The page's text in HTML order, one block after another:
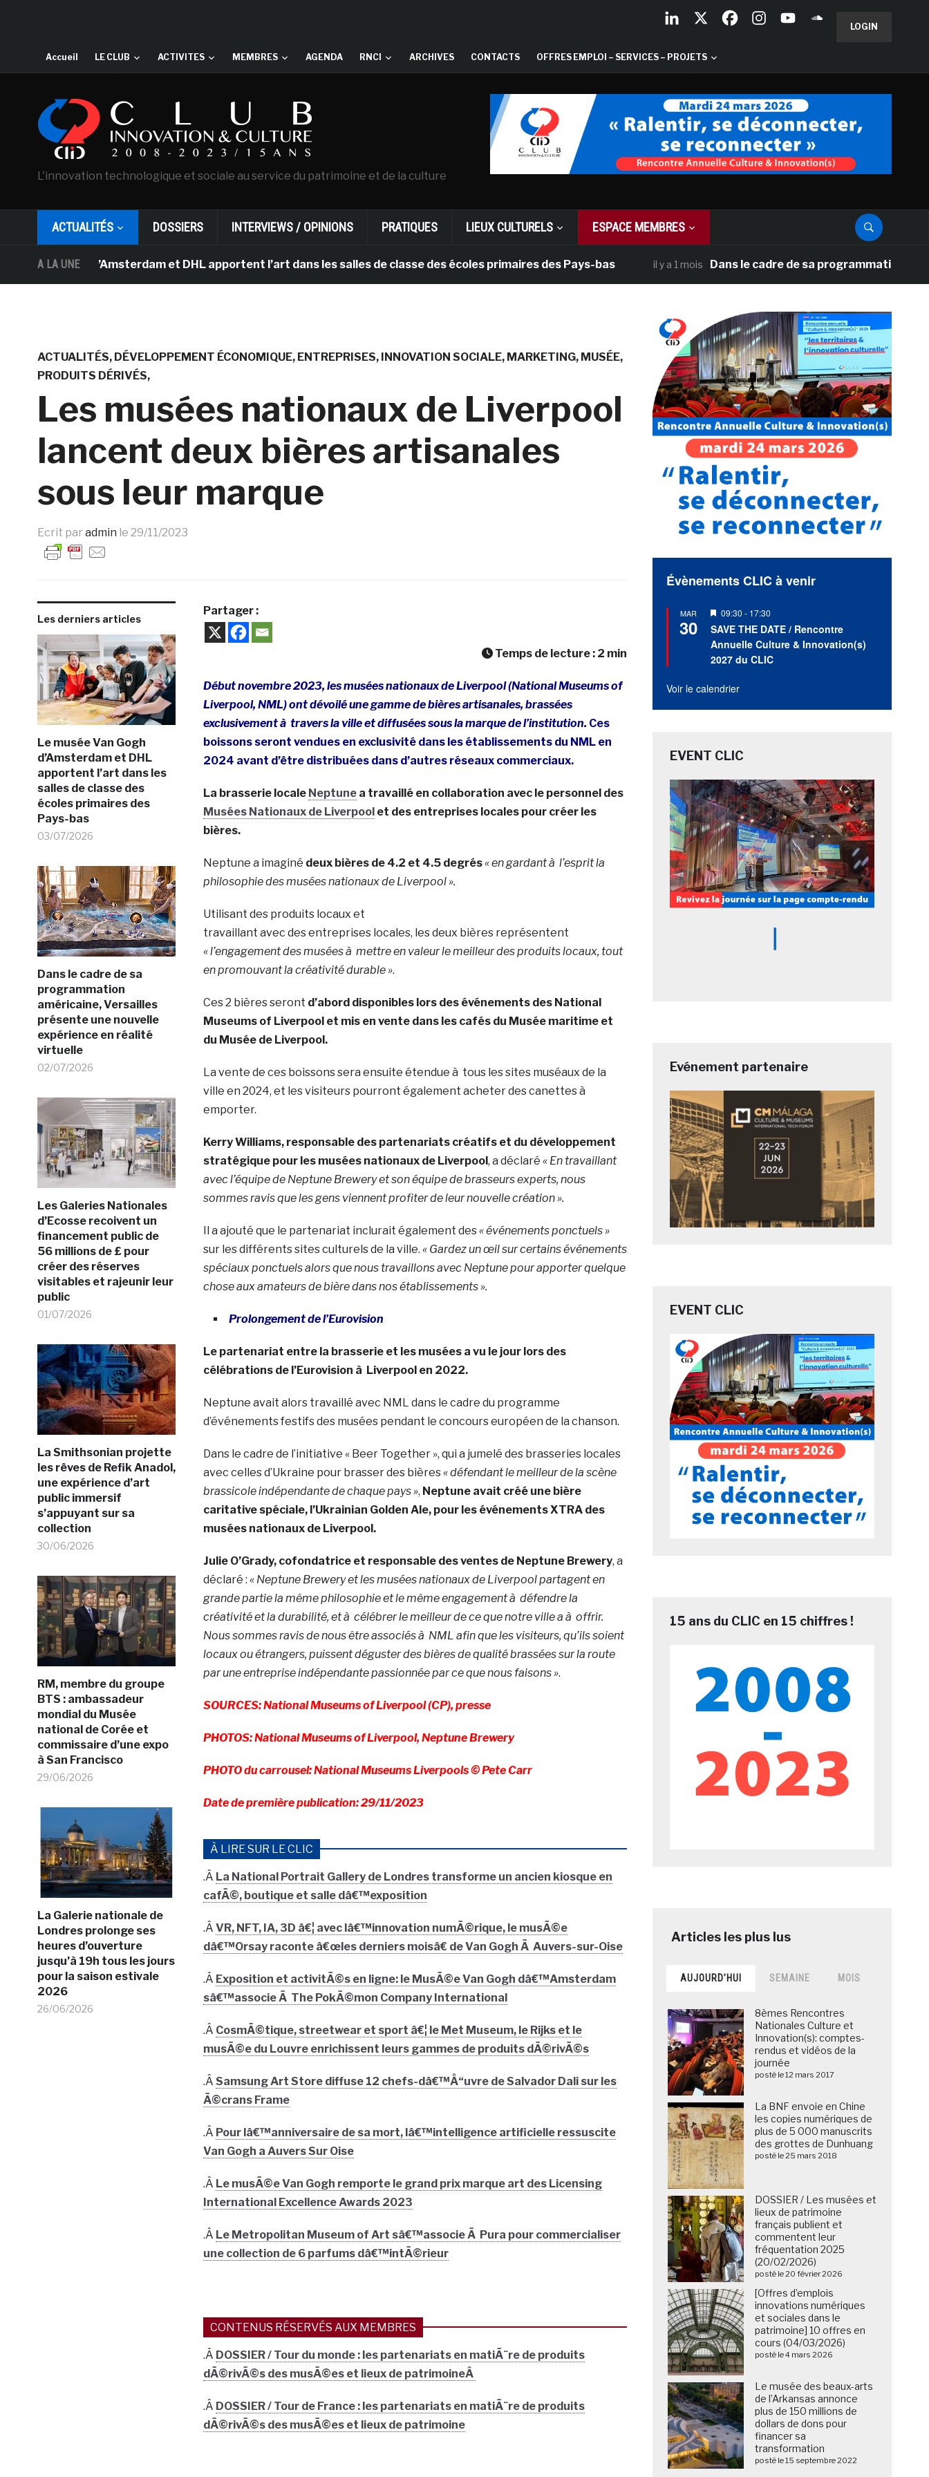
LOGIN
Accueil LE CLUB ACTIVITES MEMBRES AGENDA RNCI ARCHIVES CONTACTS OFFRES EMPLOI – SERVICES – PROJETS
L'innovation technologique et sociale au service du patrimoine et de la culture
ACTUALITÉS DOSSIERS INTERVIEWS / OPINIONS PRATIQUES LIEUX CULTURELS ESPACE MEMBRES
A LA UNE
Gogh d’Amsterdam et DHL apportent l’art dans les salles de classe des écoles primaires des Pays-bas il y a 1 mois Dans le cadre de sa programmation
ACTUALITÉS DÉVELOPPEMENT ÉCONOMIQUE ENTREPRISES INNOVATION SOCIALE MARKETING MUSÉE
PRODUITS DÉRIVÉS
Les musées nationaux de Liverpool
lancent deux bières artisanales
sous leur marque
Ecrit par admin le 29/11/2023
Les derniers articles
Le musée Van Gogh
d’Amsterdam et DHL
apportent l’art dans les
salles de classe des
écoles primaires des
Pays-bas
03/07/2026
Dans le cadre de sa
programmation
américaine, Versailles
présente une nouvelle
expérience en réalité
virtuelle
02/07/2026
Les Galeries Nationales
d’Ecosse recoivent un
financement public de
56 millions de £ pour
créer des réserves
visitables et rajeunir leur
public
01/07/2026
La Smithsonian projette
les rêves de Refik Anadol,
une expérience d’art
public immersif
s’appuyant sur sa
collection
30/06/2026
RM, membre du groupe
BTS : ambassadeur
mondial du Musée
national de Corée et
commissaire d’une expo
à San Francisco
29/06/2026
La Galerie nationale de
Londres prolonge ses
heures d’ouverture
jusqu’à 19h tous les jours
pour la saison estivale
2026
26/06/2026
Partager :
Temps de lecture : 2 min
Début novembre 2023, les musées nationaux de Liverpool (National Museums of
Liverpool, NML) ont dévoilé une gamme de bières artisanales, brassées
exclusivement à travers la ville et diffusées sous la marque de l’institution. Ces
boissons seront vendues en exclusivité dans les établissements du NML en
2024 avant d’être distribuées dans d’autres réseaux commerciaux.
La brasserie locale Neptunea travaillé en collaboration avec le personnel des
Musées Nationaux de Liverpoolet des entreprises locales pour créer les
bières.
Neptune a imaginé deux bières de 4.2 et 4.5 degrés« en gardant à l’esprit la
philosophie des musées nationaux de Liverpool ».
Utilisant des produits locaux et
travaillant avec des entreprises locales, les deux bières représentent
« l’engagement des musées à mettre en valeur le meilleur des produits locaux, tout
en promouvant la créativité durable ».
Ces 2 bières seront d’abord disponibles lors des événements des National
Museums of Liverpool et mis en vente dans les cafés du Musée maritime et
du Musée de Liverpool.
La vente de ces boissons sera ensuite étendue à tous les sites muséaux de la
ville en 2024, et les visiteurs pourront également acheter des canettes à
emporter.
Kerry Williams, responsable des partenariats créatifs et du développement
stratégique pour les musées nationaux de Liverpool, a déclaré « En travaillant
avec l’équipe de Neptune Brewery et son équipe de brasseurs experts, nous
sommes ravis que les gens viennent profiter de leur nouvelle création ».
Il a ajouté que le partenariat inclurait également des« événements ponctuels »
sur les différents sites culturels de la ville. « Gardez un œil sur certains événements
spéciaux ponctuels alors que nous travaillons avec Neptune pour apporter quelque
chose aux amateurs de bière dans nos établissements ».
Prolongement de l’Eurovision
Le partenariat entre la brasserie et les musées a vu le jour lors des
célébrations de l’Eurovision à Liverpool en 2022.
Neptune avait alors travaillé avec NML dans le cadre du programme
d’événements festifs des musées pendant le concours européen de la chanson.
Dans le cadre de l’initiative « Beer Together », qui a jumelé des brasseries locales
avec celles d’Ukraine pour brasser des bières« défendant le meilleur de la scène
brassicole indépendante de chaque pays », Neptune avait créé une bière
caritative spéciale, l’Ukrainian Golden Ale, pour les événements XTRA des
musées nationaux de Liverpool.
Julie O’Grady, cofondatrice et responsable des ventes de Neptune Brewery, a
déclaré : « Neptune Brewery et les musées nationaux de Liverpool partagent en
grande partie la même philosophie et le même engagement à défendre la
créativité et la durabilité, et à célébrer le meilleur de ce que notre ville a à offrir.
Nous sommes ravis de nous être associés à NML afin que les visiteurs, qu’ils soient
locaux ou étrangers, puissent déguster des bières de qualité brassées sur la route
par une entreprise indépendante passionnée par ce que nous faisons ».
SOURCES: National Museums of Liverpool (CP), presse
PHOTOS: National Museums of Liverpool, Neptune Brewery
PHOTO du carrousel: National Museums Liverpools © Pete Carr
Date de première publication: 29/11/2023
À LIRE SUR LE CLIC
.Â La National Portrait Gallery de Londres transforme un ancien kiosque en
cafÃ©, boutique et salle dâ€™exposition
.Â VR, NFT, IA, 3D â€¦ avec lâ€™innovation numÃ©rique, le musÃ©e
dâ€™Orsay raconte â€œles derniers moisâ€ de Van Gogh Ã Auvers-sur-Oise
.Â Exposition et activitÃ©s en ligne: le MusÃ©e Van Gogh dâ€™Amsterdam
sâ€™associe Ã The PokÃ©mon Company International
.Â CosmÃ©tique, streetwear et sport â€¦ le Met Museum, le Rijks et le
musÃ©e du Louvre enrichissent leurs gammes de produits dÃ©rivÃ©s
.Â Samsung Art Store diffuse 12 chefs-dâ€™Å“uvre de Salvador Dali sur les
Ã©crans Frame
.Â Pour lâ€™anniversaire de sa mort, lâ€™intelligence artificielle ressuscite
Van Gogh a Auvers Sur Oise
.Â Le musÃ©e Van Gogh remporte le grand prix marque art des Licensing
International Excellence Awards 2023
.Â Le Metropolitan Museum of Art sâ€™associe Ã Pura pour commercialiser
une collection de 6 parfums dâ€™intÃ©rieur
CONTENUS RÉSERVÉS AUX MEMBRES
.Â DOSSIER / Tour du monde : les partenariats en matiÃ¨re de produits
dÃ©rivÃ©s des musÃ©es et lieux de patrimoineÂ
.Â DOSSIER / Tour de France : les partenariats en matiÃ¨re de produits
dÃ©rivÃ©s des musÃ©es et lieux de patrimoine
Évènements CLIC à venir
MAR
30
Mis
en
avant
09:30 - 17:30
SAVE THE DATE / Rencontre
Annuelle Culture & Innovation(s)
2027 du CLIC
Voir le calendrier
EVENT CLIC
Evénement partenaire
EVENT CLIC
15 ans du CLIC en 15 chiffres !
AUJOURD’HUI SEMAINE MOIS
8èmes Rencontres
Nationales Culture et
Innovation(s): comptes-
rendus et vidéos de la
journée
posté le 12 mars 2017
La BNF envoie en Chine
les copies numériques de
plus de 5 000 manuscrits
des grottes de Dunhuang
posté le 25 mars 2018
DOSSIER / Les musées et
lieux de patrimoine
français publient et
commentent leur
fréquentation 2025
(20/02/2026)
posté le 20 février 2026
[Offres d’emplois
innovations numériques
et sociales dans le
patrimoine] 10 offres en
cours (04/03/2026)
posté le 4 mars 2026
Le musée des beaux-arts
de l’Arkansas annonce
plus de 150 millions de
dollars de dons pour
financer sa
transformation
posté le 15 septembre 2022